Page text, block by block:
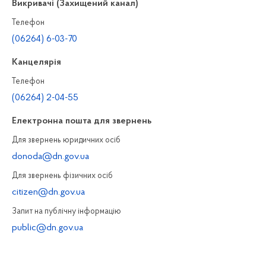
Викривачі (Захищений канал)
Телефон
(06264) 6-03-70
Канцелярiя
Телефон
(06264) 2-04-55
Електронна пошта для звернень
Для звернень юридичних осiб
donoda@dn.gov.ua
Для звернень фізичних осiб
citizen@dn.gov.ua
Запит на публiчну інформацiю
public@dn.gov.ua